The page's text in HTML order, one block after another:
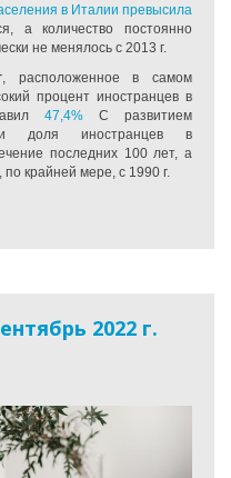
в Италии превысила
а количество постоянно
не менялось с 2013 г.
, расположенное в самом
процент иностранцев в
47,4%С развитием
доля иностранцев в
последних 100 лет, а
крайней мере, с 1990 г.
2022 г.